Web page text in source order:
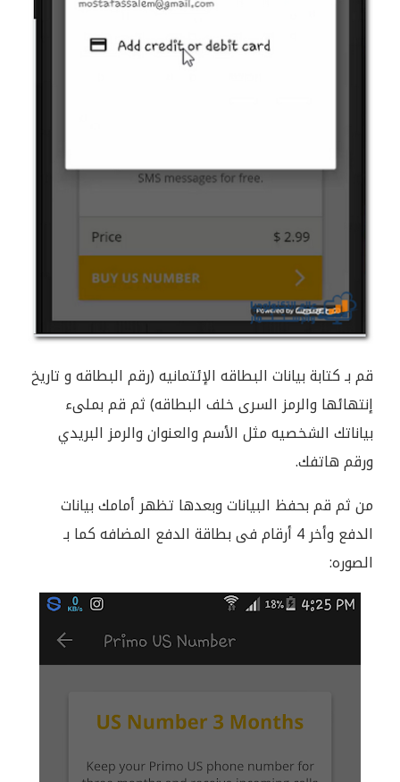
قم بـ كتابة بيانات البطاقه الإئتمانيه (رقم البطاقه و تاريخ
إنتهائها والرمز السرى خلف البطاقه) ثم قم بملىء
بياناتك الشخصيه مثل الأسم والعنوان والرمز البريدي
ورقم هاتفك.
من ثم قم بحفظ البيانات وبعدها تظهر أمامك بيانات
الدفع وأخر 4 أرقام فى بطاقة الدفع المضافه كما بـ
الصوره: